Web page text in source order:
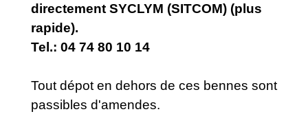
directement SYCLYM (SITCOM) (plus
rapide).
Tel.: 04 74 80 10 14
Tout dépot en dehors de ces bennes sont
passibles d'amendes.